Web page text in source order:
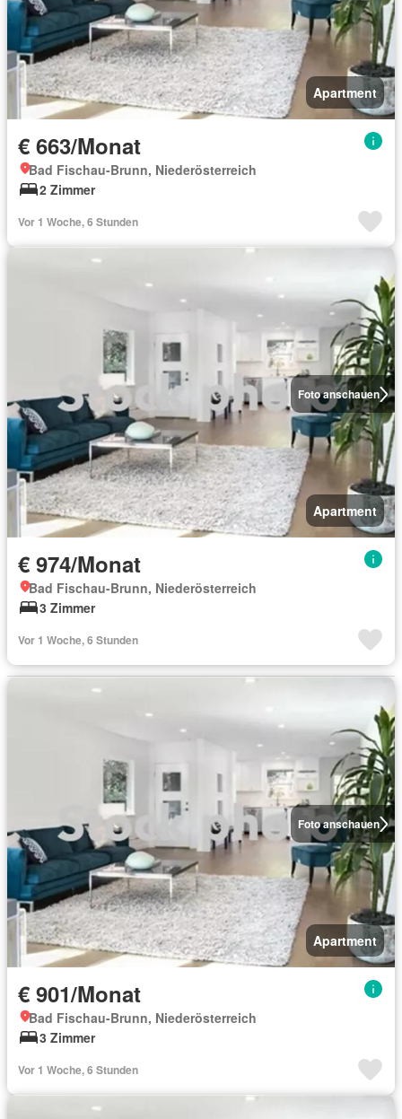
Apartment
€ 663/Monat
Bad Fischau-Brunn, Niederösterreich
2 Zimmer
Vor 1 Woche, 6 Stunden
Foto anschauen
Apartment
€ 974/Monat
Bad Fischau-Brunn, Niederösterreich
3 Zimmer
Vor 1 Woche, 6 Stunden
Foto anschauen
Apartment
€ 901/Monat
Bad Fischau-Brunn, Niederösterreich
3 Zimmer
Vor 1 Woche, 6 Stunden